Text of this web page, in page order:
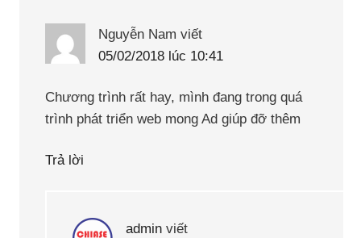
Nguyễn Nam viết
05/02/2018 lúc 10:41
Chương trình rất hay, mình đang trong quá
trình phát triển web mong Ad giúp đỡ thêm
Trả lời
admin viết